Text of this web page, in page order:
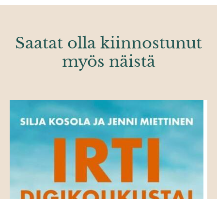
Saatat olla kiinnostunut
myös näistä